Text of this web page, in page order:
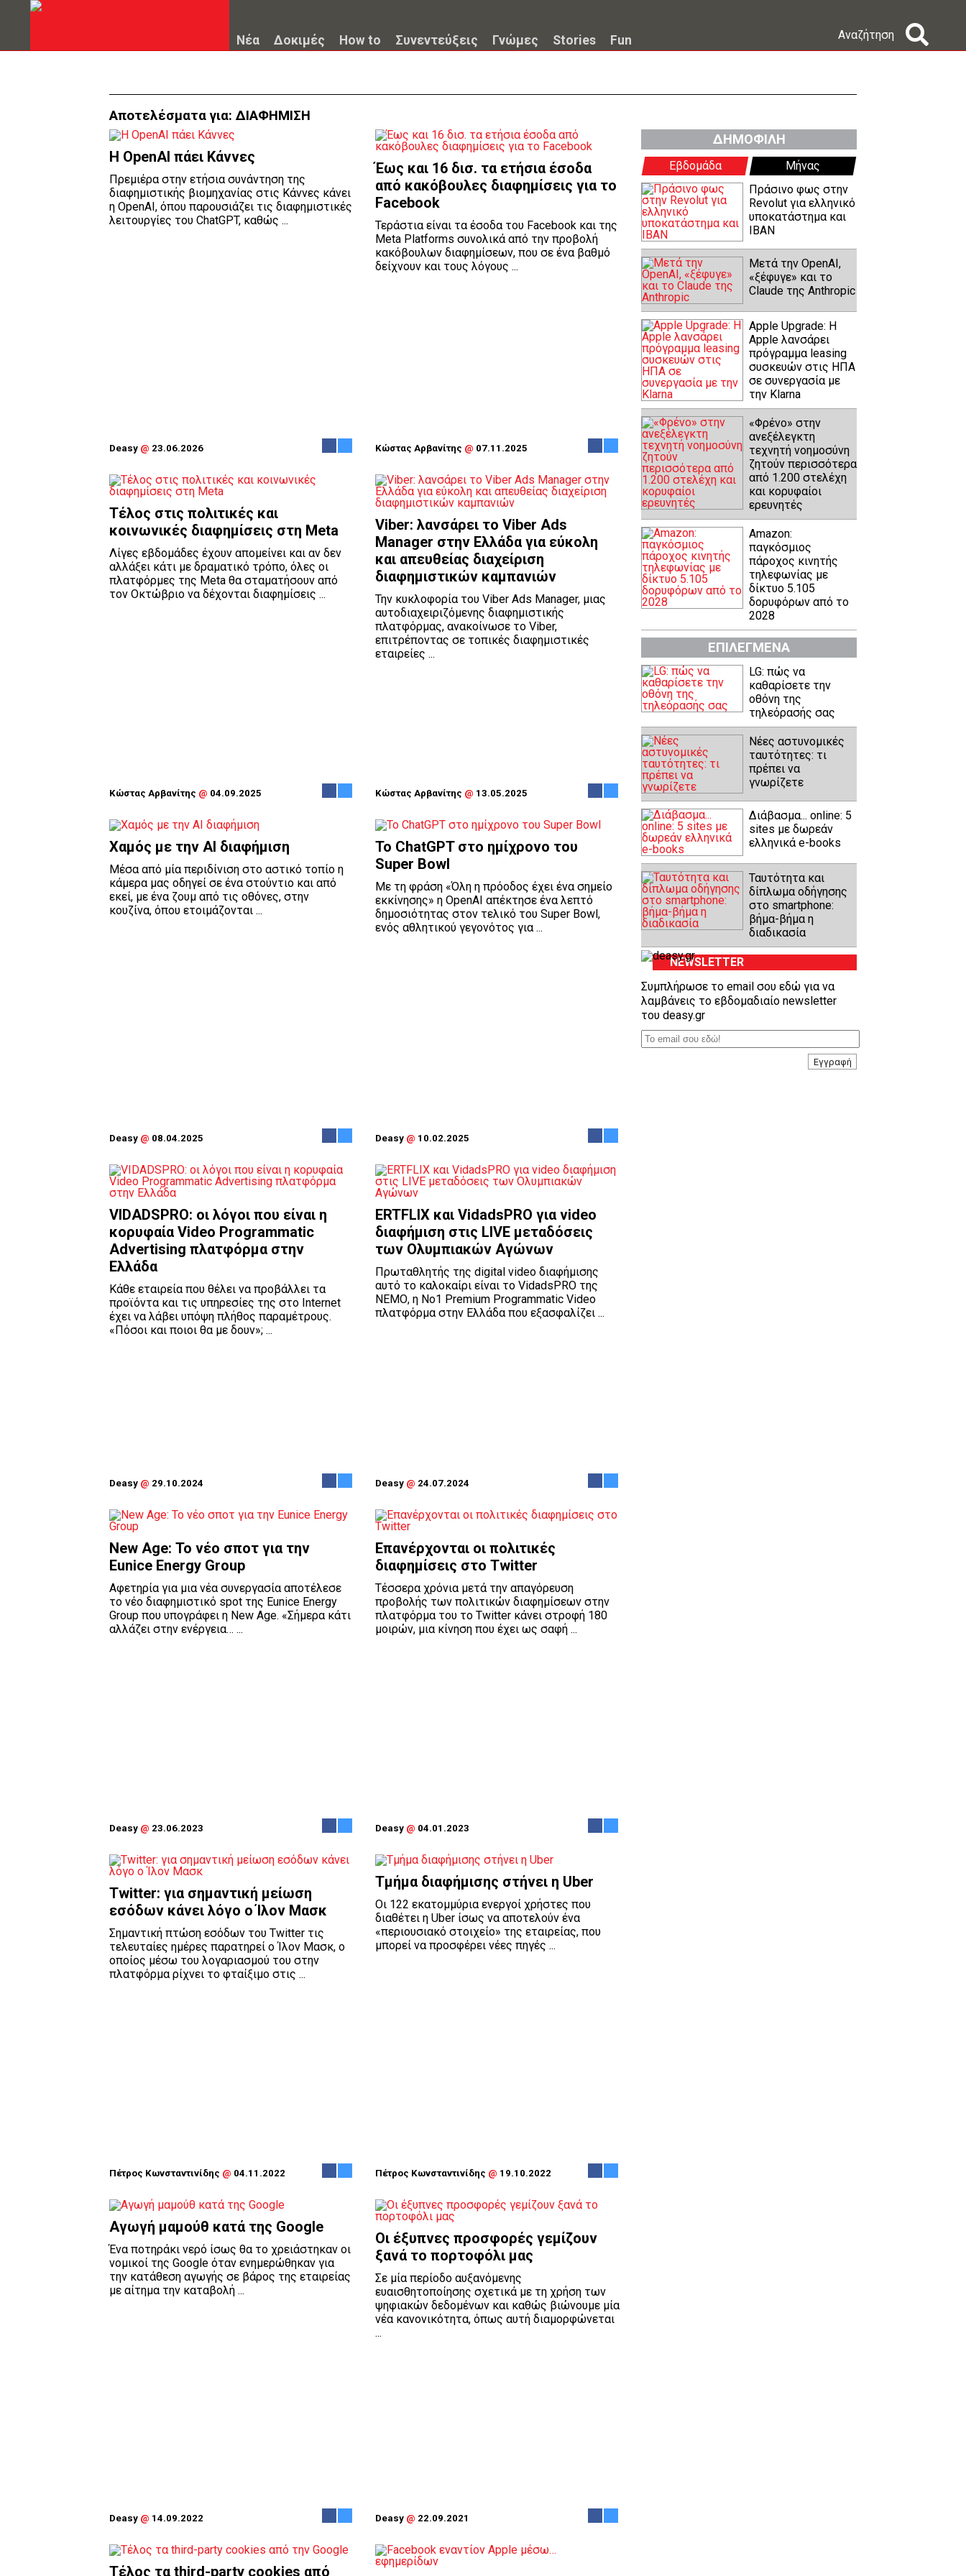
Νέα Δοκιμές How to Συνεντεύξεις Γνώμες Stories Fun Αναζήτηση
Αποτελέσματα για: ΔΙΑΦΗΜΙΣΗ
Η OpenAI πάει Κάννες
Πρεμιέρα στην ετήσια συνάντηση της
διαφημιστικής βιομηχανίας στις Κάννες κάνει
η OpenAI, όπου παρουσιάζει τις διαφημιστικές
λειτουργίες του ChatGPT, καθώς ...
Deasy @ 23.06.2026
Έως και 16 δισ. τα ετήσια έσοδα
από κακόβουλες διαφημίσεις για το
Facebook
Τεράστια είναι τα έσοδα του Facebook και της
Meta Platforms συνολικά από την προβολή
κακόβουλων διαφημίσεων, που σε ένα βαθμό
δείχνουν και τους λόγους ...
Κώστας Αρβανίτης @ 07.11.2025
Τέλος στις πολιτικές και
κοινωνικές διαφημίσεις στη Meta
Λίγες εβδομάδες έχουν απομείνει και αν δεν
αλλάξει κάτι με δραματικό τρόπο, όλες οι
πλατφόρμες της Meta θα σταματήσουν από
τον Οκτώβριο να δέχονται διαφημίσεις ...
Κώστας Αρβανίτης @ 04.09.2025
Viber: λανσάρει το Viber Ads
Manager στην Ελλάδα για εύκολη
και απευθείας διαχείριση
διαφημιστικών καμπανιών
Την κυκλοφορία του Viber Ads Manager, μιας
αυτοδιαχειριζόμενης διαφημιστικής
πλατφόρμας, ανακοίνωσε το Viber,
επιτρέποντας σε τοπικές διαφημιστικές
εταιρείες ...
Κώστας Αρβανίτης @ 13.05.2025
Χαμός με την ΑΙ διαφήμιση
Μέσα από μία περιδίνιση στο αστικό τοπίο η
κάμερα μας οδηγεί σε ένα στούντιο και από
εκεί, με ένα ζουμ από τις οθόνες, στην
κουζίνα, όπου ετοιμάζονται ...
Deasy @ 08.04.2025
Το ChatGPT στο ημίχρονο του
Super Bowl
Με τη φράση «Όλη η πρόοδος έχει ένα σημείο
εκκίνησης» η OpenAΙ απέκτησε ένα λεπτό
δημοσιότητας στον τελικό του Super Bowl,
ενός αθλητικού γεγονότος για ...
Deasy @ 10.02.2025
VIDADSPRO: οι λόγοι που είναι η
κορυφαία Video Programmatic
Advertising πλατφόρμα στην
Ελλάδα
Κάθε εταιρεία που θέλει να προβάλλει τα
προϊόντα και τις υπηρεσίες της στο Internet
έχει να λάβει υπόψη πλήθος παραμέτρους.
«Πόσοι και ποιοι θα με δουν»; ...
Deasy @ 29.10.2024
ERTFLIX και VidadsPRO για video
διαφήμιση στις LIVE μεταδόσεις
των Ολυμπιακών Αγώνων
Πρωταθλητής της digital video διαφήμισης
αυτό το καλοκαίρι είναι το VidadsPRO της
ΝΕΜΟ, η Νο1 Premium Programmatic Video
πλατφόρμα στην Ελλάδα που εξασφαλίζει ...
Deasy @ 24.07.2024
New Age: Το νέο σποτ για την
Eunice Energy Group
Αφετηρία για μια νέα συνεργασία αποτέλεσε
το νέο διαφημιστικό spot της Eunice Energy
Group που υπογράφει η New Age. «Σήμερα κάτι
αλλάζει στην ενέργεια… ...
Deasy @ 23.06.2023
Επανέρχονται οι πολιτικές
διαφημίσεις στο Twitter
Τέσσερα χρόνια μετά την απαγόρευση
προβολής των πολιτικών διαφημίσεων στην
πλατφόρμα του το Twitter κάνει στροφή 180
μοιρών, μια κίνηση που έχει ως σαφή ...
Deasy @ 04.01.2023
Twitter: για σημαντική μείωση
εσόδων κάνει λόγο ο Ίλον Μασκ
Σημαντική πτώση εσόδων του Twitter τις
τελευταίες ημέρες παρατηρεί ο Ίλον Μασκ, ο
οποίος μέσω του λογαριασμού του στην
πλατφόρμα ρίχνει το φταίξιμο στις ...
Πέτρος Κωνσταντινίδης @ 04.11.2022
Τμήμα διαφήμισης στήνει η Uber
Οι 122 εκατομμύρια ενεργοί χρήστες που
διαθέτει η Uber ίσως να αποτελούν ένα
«περιουσιακό στοιχείο» της εταιρείας, που
μπορεί να προσφέρει νέες πηγές ...
Πέτρος Κωνσταντινίδης @ 19.10.2022
Αγωγή μαμούθ κατά της Google
Ένα ποτηράκι νερό ίσως θα το χρειάστηκαν οι
νομικοί της Google όταν ενημερώθηκαν για
την κατάθεση αγωγής σε βάρος της εταιρείας
με αίτημα την καταβολή ...
Deasy @ 14.09.2022
Οι έξυπνες προσφορές γεμίζουν
ξανά το πορτοφόλι μας
Σε μία περίοδο αυξανόμενης
ευαισθητοποίησης σχετικά με τη χρήση των
ψηφιακών δεδομένων και καθώς βιώνουμε μία
νέα κανονικότητα, όπως αυτή διαμορφώνεται
...
Deasy @ 22.09.2021
Τέλος τα third-party cookies από
ΔΗΜΟΦΙΛΗ
Εβδομάδα
Μήνας
Πράσινο φως στην
Revolut για ελληνικό
υποκατάστημα και
IBAN
Μετά την OpenAI,
«ξέφυγε» και το
Claude της Anthropic
Apple Upgrade: Η
Apple λανσάρει
πρόγραμμα leasing
συσκευών στις ΗΠΑ
σε συνεργασία με
την Klarna
«Φρένο» στην
ανεξέλεγκτη
τεχνητή νοημοσύνη
ζητούν περισσότερα
από 1.200 στελέχη
και κορυφαίοι
ερευνητές
Amazon:
παγκόσμιος
πάροχος κινητής
τηλεφωνίας με
δίκτυο 5.105
δορυφόρων από το
2028
ΕΠΙΛΕΓΜΕΝΑ
LG: πώς να
καθαρίσετε την
οθόνη της
τηλεόρασής σας
Νέες αστυνομικές
ταυτότητες: τι
πρέπει να
γνωρίζετε
Διάβασμα... online: 5
sites με δωρεάν
ελληνικά e-books
Ταυτότητα και
δίπλωμα οδήγησης
στο smartphone:
βήμα-βήμα η
διαδικασία
NEWSLETTER
Συμπλήρωσε το email σου εδώ για να
λαμβάνεις το εβδομαδιαίο newsletter
του deasy.gr
Εγγραφή